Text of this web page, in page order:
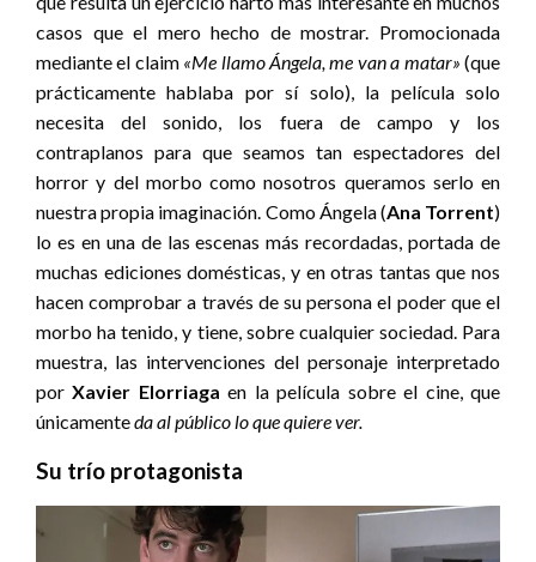
casos que el mero hecho de mostrar. Promocionada
mediante el claim «Me llamo Ángela, me van a matar»(que
prácticamente hablaba por sí solo), la película solo
necesita del sonido, los fuera de campo y los
contraplanos para que seamos tan espectadores del
horror y del morbo como nosotros queramos serlo en
nuestra propia imaginación. Como Ángela (Ana Torrent)
lo es en una de las escenas más recordadas, portada de
muchas ediciones domésticas, y en otras tantas que nos
hacen comprobar a través de su persona el poder que el
morbo ha tenido, y tiene, sobre cualquier sociedad. Para
muestra, las intervenciones del personaje interpretado
porXavier Elorriaga en la película sobre el cine, que
únicamenteda al público lo que quiere ver.
Su trío protagonista